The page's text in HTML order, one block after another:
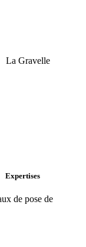
La Gravelle
Expertises
de pose de